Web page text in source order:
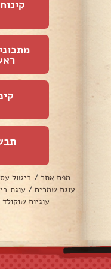
מפת אתר / ביטול
עוגת שמרים / עוגת
עוגיות